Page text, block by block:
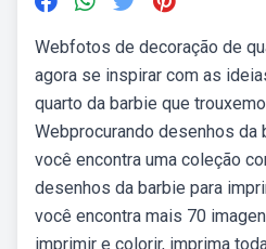
Webfotos de decoração de
agora se inspirar com as
quarto da barbie que
Webprocurando desenhos da
você encontra uma coleção
desenhos da barbie para
você encontra mais 70
imprimir e colorir, imprima